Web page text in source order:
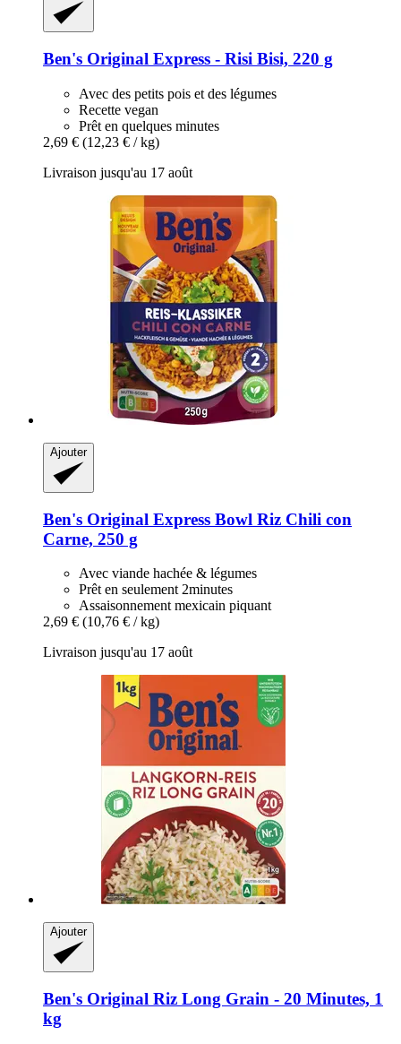
Ben's Original Express -​ Risi Bisi, 220 g
Avec des petits pois et des légumes
Recette vegan
Prêt en quelques minutes
2,69 € (12,23 € / kg)
Livraison jusqu'au 17 août
Ajouter
Ben's Original Express Bowl Riz Chili con
Carne, 250 g
Avec viande hachée & légumes
Prêt en seulement 2minutes
Assaisonnement mexicain piquant
2,69 € (10,76 € / kg)
Livraison jusqu'au 17 août
Ajouter
Ben's Original Riz Long Grain -​ 20 Minutes, 1
kg